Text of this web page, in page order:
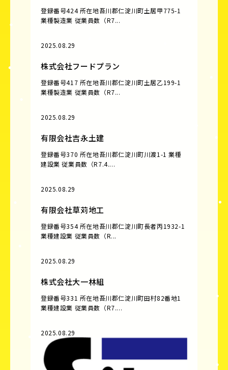
登録番号424 所在地吾川郡仁淀川町土居甲775-1
業種製造業 従業員数（R7...
2025.08.29
株式会社フードプラン
登録番号417 所在地吾川郡仁淀川町土居乙199-1
業種製造業 従業員数（R7...
2025.08.29
有限会社吉永土建
登録番号370 所在地吾川郡仁淀川町川渡1-1 業種
建設業 従業員数（R7.4....
2025.08.29
有限会社草苅地工
登録番号354 所在地吾川郡仁淀川町長者丙1932-1
業種建設業 従業員数（R...
2025.08.29
株式会社大一林組
登録番号331 所在地吾川郡仁淀川町田村82番地1
業種建設業 従業員数（R7....
2025.08.29